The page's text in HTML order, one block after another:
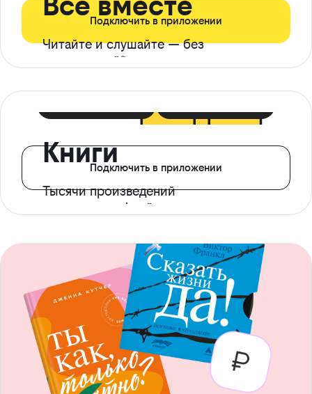
Читайте и слушайте — без
ограничений*
Подключить в приложении
Книги
Тысячи произведений
с доступом офлайн
Подключить в приложении